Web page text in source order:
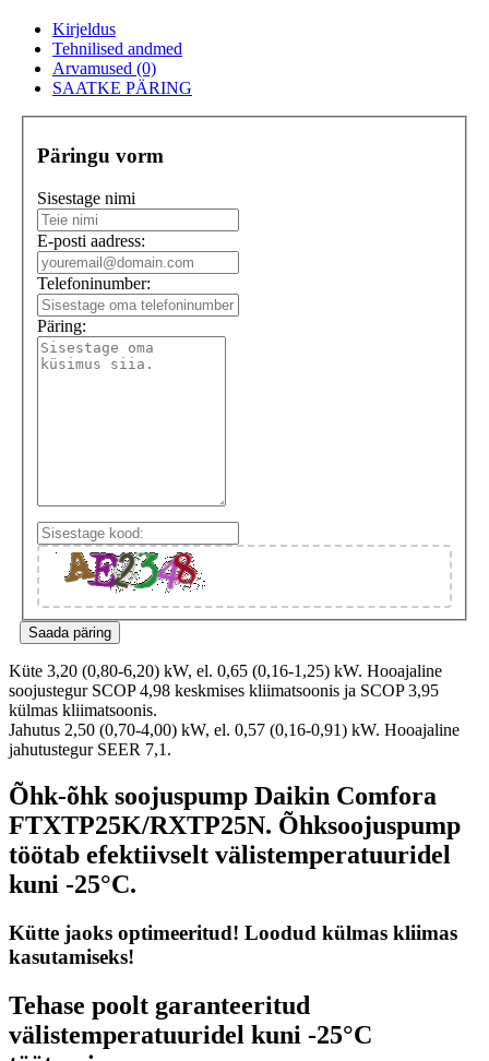
Kirjeldus
Tehnilised andmed
Arvamused (0)
SAATKE PÄRING
Päringu vorm
Sisestage nimi
E-posti aadress:
Telefoninumber:
Päring:
Küte 3,20 (0,80-6,20) kW, el. 0,65 (0,16-1,25) kW. Hooajaline
soojustegur SCOP 4,98 keskmises kliimatsoonis ja SCOP 3,95
külmas kliimatsoonis.
Jahutus 2,50 (0,70-4,00) kW, el. 0,57 (0,16-0,91) kW. Hooajaline
jahutustegur SEER 7,1.
Õhk-õhk soojuspump Daikin Comfora
FTXTP25K/RXTP25N. Õhksoojuspump
töötab efektiivselt välistemperatuuridel
kuni -25°C.
Kütte jaoks optimeeritud! Loodud külmas kliimas
kasutamiseks!
Tehase poolt garanteeritud
välistemperatuuridel kuni -25°C